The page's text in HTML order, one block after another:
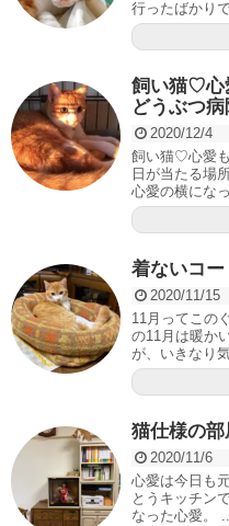
行ったばかり
飼い猫♡心
どうぶつ病
2020/12/4
飼い猫♡心愛
日が当たる場
心愛の横にな
着ないコ
2020/11/15
11月ってこの
の11月は暖か
が、いきなり
猫仕様の
2020/11/6
心愛は今日も
とうキッチン
なった心愛。